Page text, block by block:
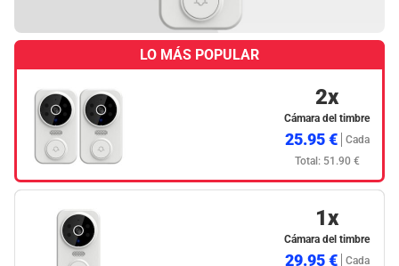
LO MÁS POPULAR
2x
Cámara del timbre
25.95 €
Cada
Total: 51.90 €
1x
Cámara del timbre
29.95 €
Cada